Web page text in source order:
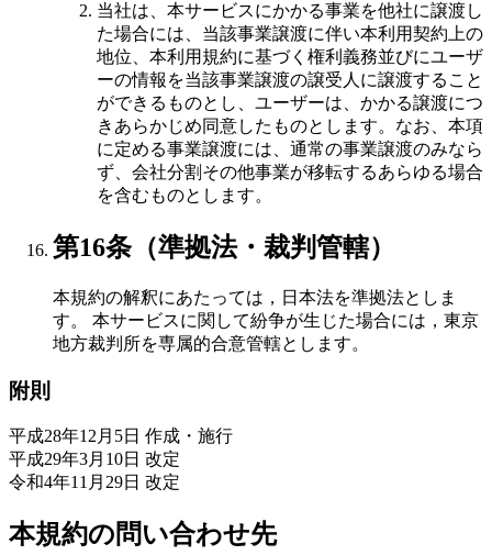
当社は、本サービスにかかる事業を他社に譲渡し
た場合には、当該事業譲渡に伴い本利用契約上の
地位、本利用規約に基づく権利義務並びにユーザ
ーの情報を当該事業譲渡の譲受人に譲渡すること
ができるものとし、ユーザーは、かかる譲渡につ
きあらかじめ同意したものとします。なお、本項
に定める事業譲渡には、通常の事業譲渡のみなら
ず、会社分割その他事業が移転するあらゆる場合
を含むものとします。
第16条（準拠法・裁判管轄）
本規約の解釈にあたっては，日本法を準拠法としま
す。 本サービスに関して紛争が生じた場合には，東京
地方裁判所を専属的合意管轄とします。
附則
平成28年12月5日 作成・施行
平成29年3月10日 改定
令和4年11月29日 改定
本規約の問い合わせ先